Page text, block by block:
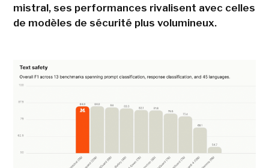
mistral, ses performances rivalisent avec celles
de modèles de sécurité plus volumineux.